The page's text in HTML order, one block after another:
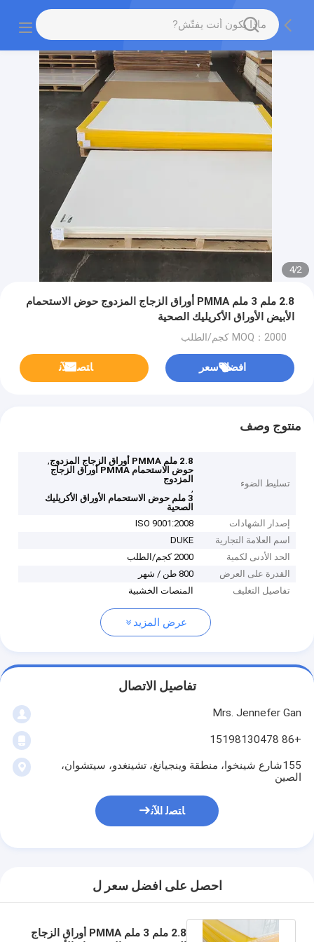
2
/
4
2.8 ملم 3 ملم PMMA أوراق الزجاج المزدوج حوض الاستحمام
الأبيض الأوراق الأكريليك الصحية
MOQ：2000 كجم/الطلب
افضل سعر ﺎﺘﺼﻟ ﺍﻶﻧ
منتوج وصف
تسليط الضوء
2.8 ملم PMMA أوراق الزجاج المزدوج
,
حوض الاستحمام PMMA أوراق الزجاج
المزدوج
,
3 ملم حوض الاستحمام الأوراق الأكريليك
الصحية
إصدار الشهادات
ISO 9001:2008
اسم العلامة التجارية
DUKE
الحد الأدنى لكمية
2000 كجم/الطلب
القدرة على العرض
800 طن / شهر
تفاصيل التغليف
المنصات الخشبية
عرض المزيد
تفاصيل الاتصال
Mrs. Jennefer Gan
+86 15198130478
155شارع شينخوا، منطقة وينجيانغ، تشينغدو، سيتشوان،
الصين
ﺎﺘﺼﻟ ﺍﻶﻧ
احصل على افضل سعر ل
2.8 ملم 3 ملم PMMA أوراق الزجاج